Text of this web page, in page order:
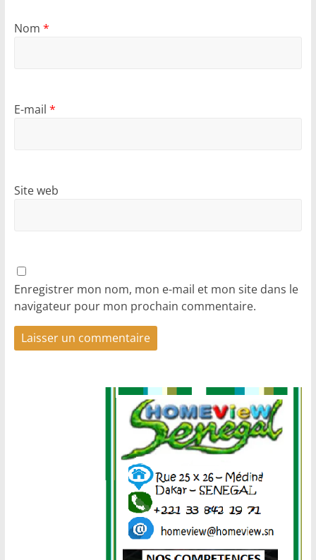
Nom *
E-mail *
Site web
Enregistrer mon nom, mon e-mail et mon site dans le
navigateur pour mon prochain commentaire.